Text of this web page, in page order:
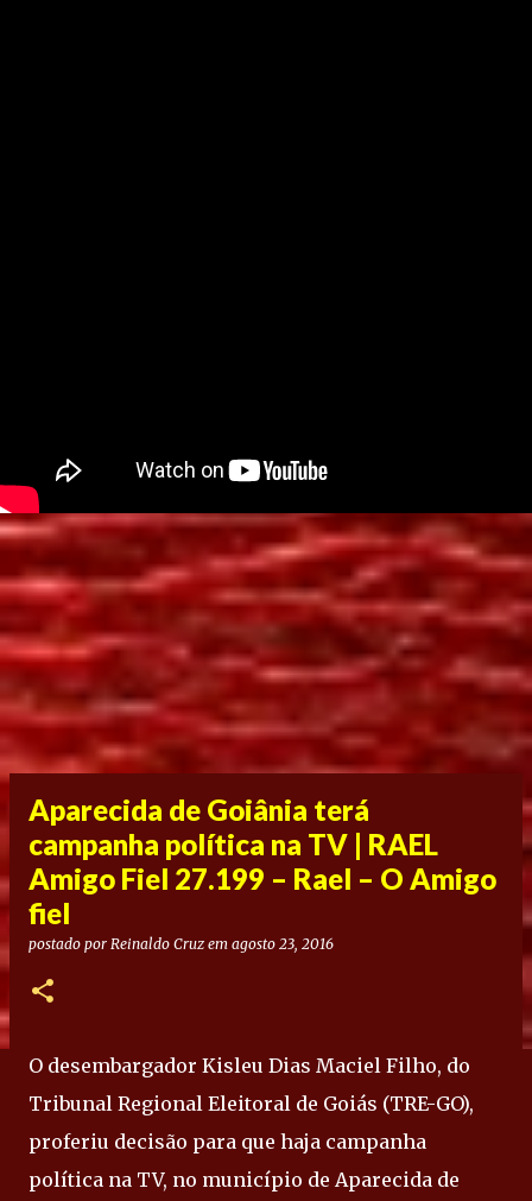
Aparecida de Goiânia terá
campanha política na TV | RAEL
Amigo Fiel 27.199 – Rael – O Amigo
fiel
postado por Reinaldo Cruz em agosto 23, 2016
O desembargador Kisleu Dias Maciel Filho, do
Tribunal Regional Eleitoral de Goiás (TRE-GO),
proferiu decisão para que haja campanha
política na TV, no município de Aparecida de